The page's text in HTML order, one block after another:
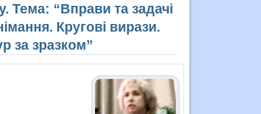
Тема: “Вправи та задачі
Кругові вирази.
за зразком”